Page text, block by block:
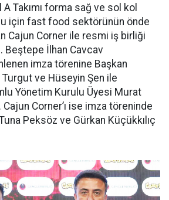
Takımı forma sağ ve sol kol
için fast food sektörünün önde
Cajun Corner ile resmi iş birliği
Beştepe İlhan Cavcav
imza törenine Başkan
Turgut ve Hüseyin Şen ile
Yönetim Kurulu Üyesi Murat
Cajun Corner’ı ise imza töreninde
Peksöz ve Gürkan Küçükkılıç